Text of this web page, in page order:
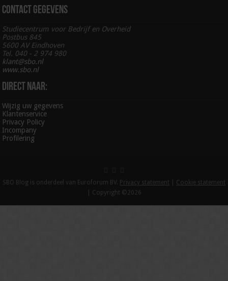
Contact gegevens
Studiecentrum voor Bedrijf en Overheid
Postbus 845
5600 AV Eindhoven
Tel. 040 - 2 974 980
klant@sbo.nl
www.sbo.nl
Direct naar:
Wijzig uw gegevens
Klantenservice
Privacy Policy
Incompany
Profilering
SBO Blog is onderdeel van Euroforum BV. Privacy statement
Cookie statement
| Copyright ©2026